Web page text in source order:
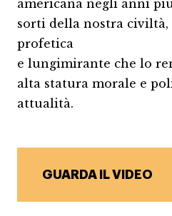
americana negli anni
sorti della nostra civiltà,
profetica
e lungimirante che lo
alta statura morale e
attualità.
GUARDA IL VIDEO